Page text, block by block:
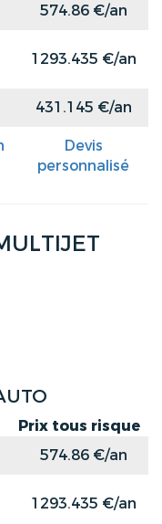
574.86 €/an
1293.435 €/an
431.145 €/an
Devis
personnalisé
Prix tous risque
574.86 €/an
1293.435 €/an